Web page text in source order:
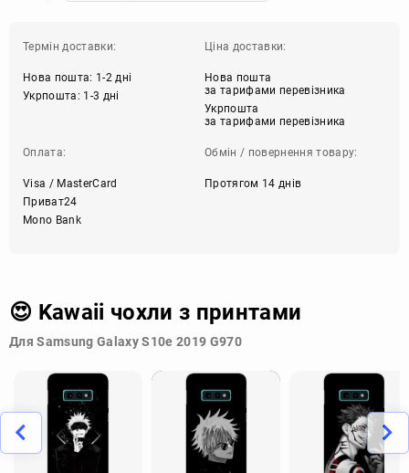
Термін доставки:
Нова пошта: 1-2 дні
Укрпошта: 1-3 дні
Ціна доставки:
Нова пошта
за тарифами перевізника
Укрпошта
за тарифами перевізника
Оплата:
Visa / MasterCard
Приват24
Mono Bank
Обмін / повернення товару:
Протягом 14 днів
😍 Kawaii чохли з принтами
Для Samsung Galaxy S10e 2019 G970